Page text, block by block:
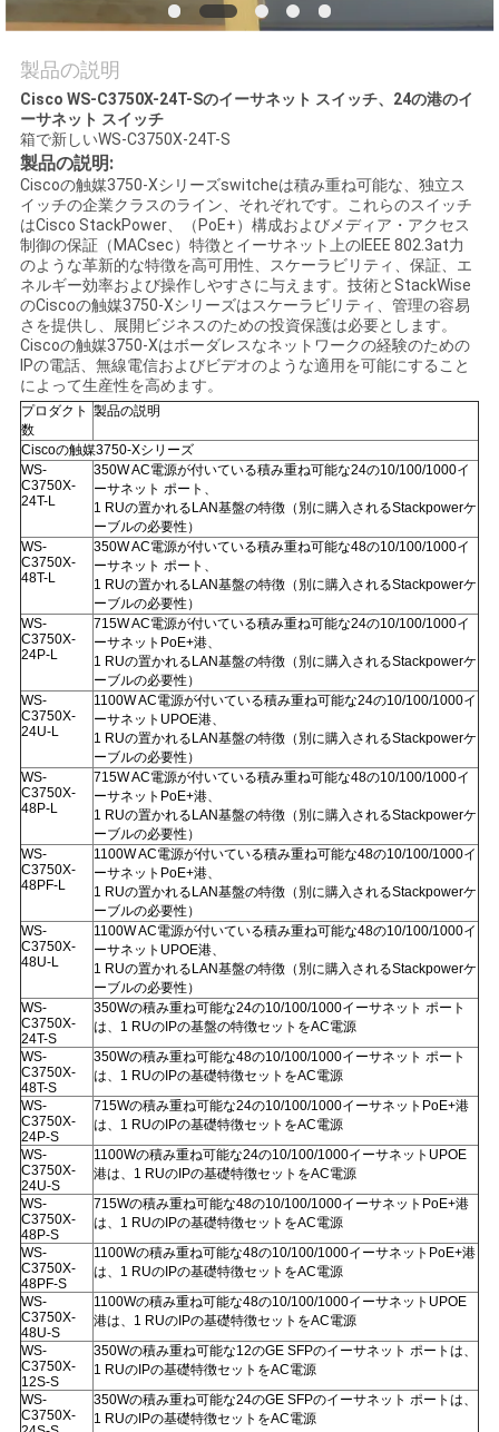
管
理
連
絡
く
だ
さ
い
ニ
ュ
ー
ス
事
件
SITEMAP
プ
ラ
イ
シ
ー
ポ
リ
シ
ー
製品の説明
Cisco WS-C3750X-24T-Sのイーサネット スイッチ、24の港のイ
ーサネット スイッチ
箱で新しいWS-C3750X-24T-S
製品の説明:
Ciscoの触媒3750-Xシリーズswitcheは積み重ね可能な、独立ス
イッチの企業クラスのライン、それぞれです。これらのスイッチ
はCisco StackPower、（PoE+）構成およびメディア・アクセス
制御の保証（MACsec）特徴とイーサネット上のIEEE 802.3at力
のような革新的な特徴を高可用性、スケーラビリティ、保証、エ
ネルギー効率および操作しやすさに与えます。技術とStackWise
のCiscoの触媒3750-Xシリーズはスケーラビリティ、管理の容易
さを提供し、展開ビジネスのための投資保護は必要とします。
Ciscoの触媒3750-Xはボーダレスなネットワークの経験のための
IPの電話、無線電信およびビデオのような適用を可能にすること
によって生産性を高めます。
プロダクト
数
製品の説明
Ciscoの触媒3750-Xシリーズ
WS-
C3750X-
24T-L
350W AC電源が付いている積み重ね可能な24の10/100/1000イ
ーサネット ポート、
1 RUの置かれるLAN基盤の特徴（別に購入されるStackpowerケ
ーブルの必要性）
WS-
C3750X-
48T-L
350W AC電源が付いている積み重ね可能な48の10/100/1000イ
ーサネット ポート、
1 RUの置かれるLAN基盤の特徴（別に購入されるStackpowerケ
ーブルの必要性）
WS-
C3750X-
24P-L
715W AC電源が付いている積み重ね可能な24の10/100/1000イ
ーサネットPoE+港、
1 RUの置かれるLAN基盤の特徴（別に購入されるStackpowerケ
ーブルの必要性）
WS-
C3750X-
24U-L
1100W AC電源が付いている積み重ね可能な24の10/100/1000イ
ーサネットUPOE港、
1 RUの置かれるLAN基盤の特徴（別に購入されるStackpowerケ
ーブルの必要性）
WS-
C3750X-
48P-L
715W AC電源が付いている積み重ね可能な48の10/100/1000イ
ーサネットPoE+港、
1 RUの置かれるLAN基盤の特徴（別に購入されるStackpowerケ
ーブルの必要性）
WS-
C3750X-
48PF-L
1100W AC電源が付いている積み重ね可能な48の10/100/1000イ
ーサネットPoE+港、
1 RUの置かれるLAN基盤の特徴（別に購入されるStackpowerケ
ーブルの必要性）
WS-
C3750X-
48U-L
1100W AC電源が付いている積み重ね可能な48の10/100/1000イ
ーサネットUPOE港、
1 RUの置かれるLAN基盤の特徴（別に購入されるStackpowerケ
ーブルの必要性）
WS-
C3750X-
24T-S
350Wの積み重ね可能な24の10/100/1000イーサネット ポート
は、1 RUのIPの基盤の特徴セットをAC電源
WS-
C3750X-
48T-S
350Wの積み重ね可能な48の10/100/1000イーサネット ポート
は、1 RUのIPの基礎特徴セットをAC電源
WS-
C3750X-
24P-S
715Wの積み重ね可能な24の10/100/1000イーサネットPoE+港
は、1 RUのIPの基礎特徴セットをAC電源
WS-
C3750X-
24U-S
1100Wの積み重ね可能な24の10/100/1000イーサネットUPOE
港は、1 RUのIPの基礎特徴セットをAC電源
WS-
C3750X-
48P-S
715Wの積み重ね可能な48の10/100/1000イーサネットPoE+港
は、1 RUのIPの基礎特徴セットをAC電源
WS-
C3750X-
48PF-S
1100Wの積み重ね可能な48の10/100/1000イーサネットPoE+港
は、1 RUのIPの基礎特徴セットをAC電源
WS-
C3750X-
48U-S
1100Wの積み重ね可能な48の10/100/1000イーサネットUPOE
港は、1 RUのIPの基礎特徴セットをAC電源
WS-
C3750X-
12S-S
350Wの積み重ね可能な12のGE SFPのイーサネット ポートは、
1 RUのIPの基礎特徴セットをAC電源
WS-
C3750X-
350Wの積み重ね可能な24のGE SFPのイーサネット ポートは、
1 RUのIPの基礎特徴セットをAC電源